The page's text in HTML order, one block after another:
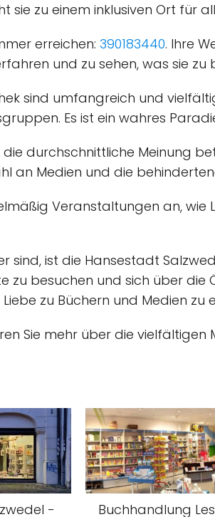
zu einem inklusiven Ort für
erreichen: 390183440. Ihre
und zu sehen, was sie zu
sind umfangreich und
Es ist ein wahres
die durchschnittliche Meinung
an Medien und die
Veranstaltungen an, wie
sind, ist die Hansestadt
zu besuchen und sich über
zu Büchern und Medien
Sie mehr über die
- Buchhandlung